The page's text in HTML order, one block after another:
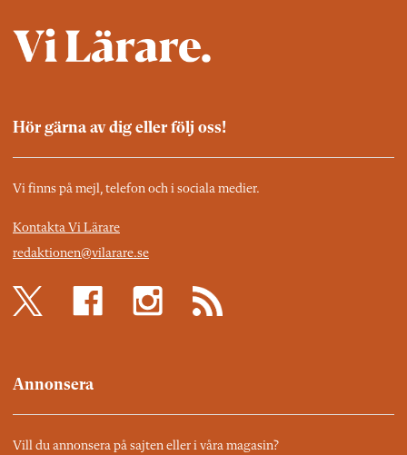
Hör gärna av dig eller följ oss!
Vi finns på mejl, telefon och i sociala medier.
Kontakta Vi Lärare
redaktionen@vilarare.se
Annonsera
Vill du annonsera på sajten eller i våra magasin?